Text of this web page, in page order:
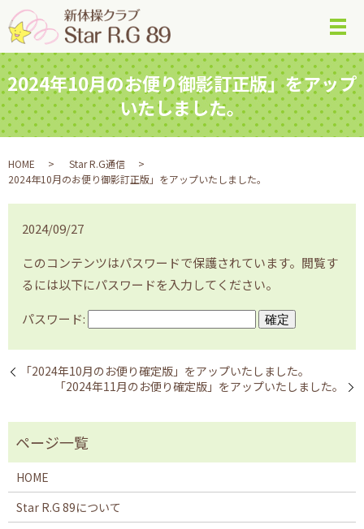
メ
2024年10月のお便り御影訂正版」をアップ
いたしました。
HOME
Star R.G通信
2024年10月のお便り御影訂正版」をアップいたしました。
2024/09/27
このコンテンツはパスワードで保護されています。閲覧す
るには以下にパスワードを入力してください。
パスワード:
「2024年10月のお便り確定版」をアップいたしました。
「2024年11月のお便り確定版」をアップいたしました。
HOME
Star R.G 89について